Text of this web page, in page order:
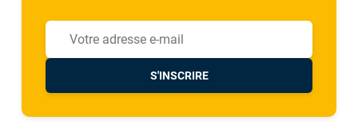
S'INSCRIRE